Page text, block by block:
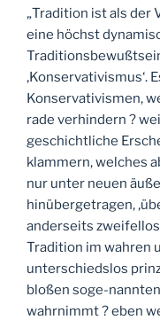
„Tradition ist als der
eine höchst
‚Konservativismus‘.
Konservativismen,
rade verhindern ?
geschichtliche
klammern, welches
nur unter neuen
hinübergetragen,
anderseits
Tradition im wahren
unterschiedslos
bloßen soge-
wahrnimmt ? eben